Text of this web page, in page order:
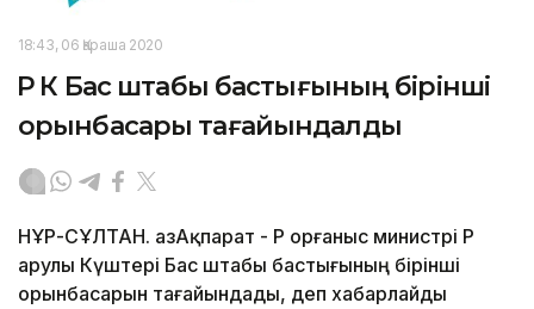
18:43, 06 Қараша 2020
ҚР ҚК Бас штабы бастығының бірінші
орынбасары тағайындалды
НҰР-СҰЛТАН. ҚазАқпарат - ҚР Қорғаныс министрі ҚР
Қарулы Күштері Бас штабы бастығының бірінші
орынбасарын тағайындады, деп хабарлайды